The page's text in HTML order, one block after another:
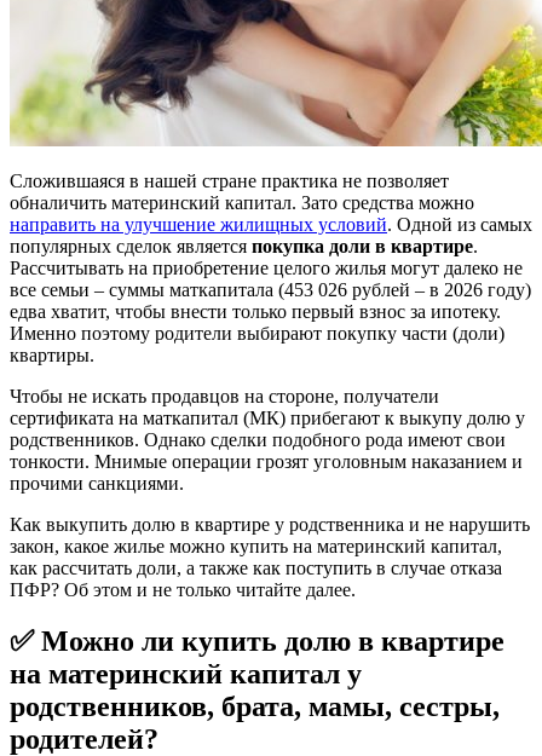
Сложившаяся в нашей стране практика не позволяет
обналичить материнский капитал. Зато средства можно
направить на улучшение жилищных условий. Одной из самых
популярных сделок является покупка доли в квартире.
Рассчитывать на приобретение целого жилья могут далеко не
все семьи – суммы маткапитала (453 026 рублей – в 2026 году)
едва хватит, чтобы внести только первый взнос за ипотеку.
Именно поэтому родители выбирают покупку части (доли)
квартиры.
Чтобы не искать продавцов на стороне, получатели
сертификата на маткапитал (МК) прибегают к выкупу долю у
родственников. Однако сделки подобного рода имеют свои
тонкости. Мнимые операции грозят уголовным наказанием и
прочими санкциями.
Как выкупить долю в квартире у родственника и не нарушить
закон, какое жилье можно купить на материнский капитал,
как рассчитать доли, а также как поступить в случае отказа
ПФР? Об этом и не только читайте далее.
✅ Можно ли купить долю в квартире
на материнский капитал у
родственников, брата, мамы, сестры,
родителей?